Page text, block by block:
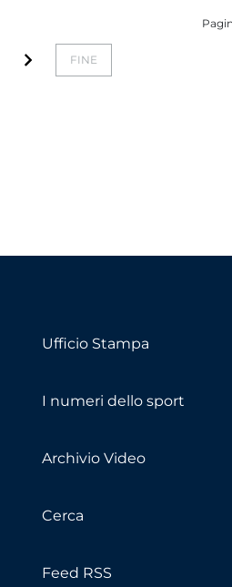
FINE
Ufficio Stampa
I numeri dello sport
Archivio Video
Cerca
Feed RSS